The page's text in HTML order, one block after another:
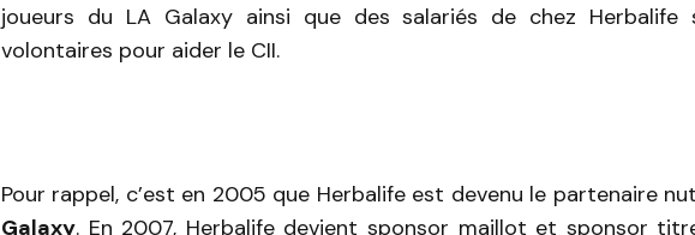
joueurs du LA Galaxy ainsi que des salariés de chez Herbalife
volontaires pour aider le CII.
Pour rappel, c’est en 2005 que Herbalife est devenu le partenaire
Galaxy. En 2007, Herbalife devient sponsor maillot et sponsor